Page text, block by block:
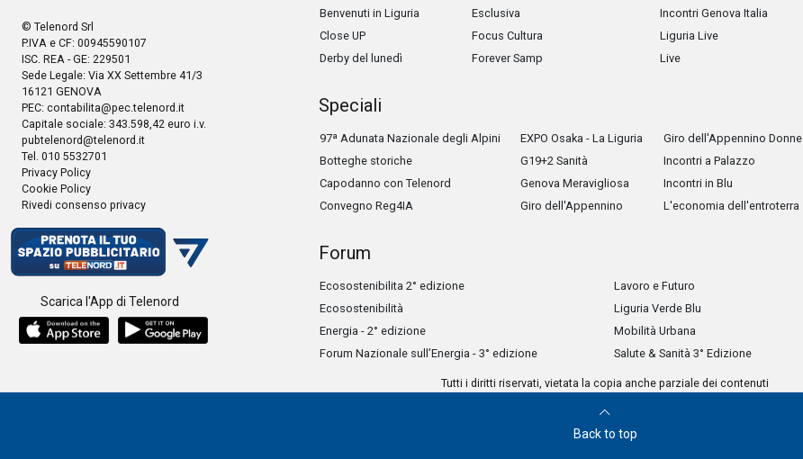
© Telenord Srl
P.IVA e CF: 00945590107
ISC. REA - GE: 229501
Sede Legale: Via XX Settembre 41/3
16121 GENOVA
PEC: contabilita@pec.telenord.it
Capitale sociale: 343.598,42 euro i.v.
pubtelenord@telenord.it
Tel. 010 5532701
Privacy Policy
Cookie Policy
Rivedi consenso privacy
Scarica l'App di Telenord
Benvenuti in Liguria
Close UP
Derby del lunedì
Esclusiva
Focus Cultura
Forever Samp
Incontri Genova Italia
Liguria Live
Live
Speciali
97ª Adunata Nazionale degli Alpini
Botteghe storiche
Capodanno con Telenord
Convegno Reg4IA
EXPO Osaka - La Liguria
G19+2 Sanità
Genova Meravigliosa
Giro dell'Appennino
Giro dell'Appennino Donne
Incontri a Palazzo
Incontri in Blu
L'economia dell'entroterra
Forum
Ecosostenibilita 2° edizione
Ecosostenibilità
Energia - 2° edizione
Forum Nazionale sull’Energia - 3° edizione
Lavoro e Futuro
Liguria Verde Blu
Mobilità Urbana
Salute & Sanità 3° Edizione
Tutti i diritti riservati, vietata la copia anche parziale dei contenuti
Back to top